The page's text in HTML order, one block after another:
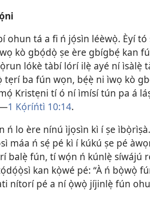
ohun tá a fi ń jọ́sìn léèwọ̀. Èyí tó
kò gbọ́dọ̀ ṣe ère gbígbẹ́ kan
lókè tàbí lórí ilẹ̀ ayé ní ìsàlẹ̀
tẹrí ba fún wọn, bẹ́ẹ̀ ni ìwọ kò
Kristẹni tí ó ní ìmísí tún pa á
1 Kọ́ríńtì 10:14.
ń lo ère nínú ìjọsìn kì í ṣe
máa ń sẹ́ pé kì í kúkú ṣe pé
balẹ̀ fún, tí wọ́n ń kúnlẹ̀ síwájú
kan kọ̀wé pé: “À ń bọ̀wọ̀
nítorí pé a ní ọ̀wọ̀ jíjinlẹ̀ fún